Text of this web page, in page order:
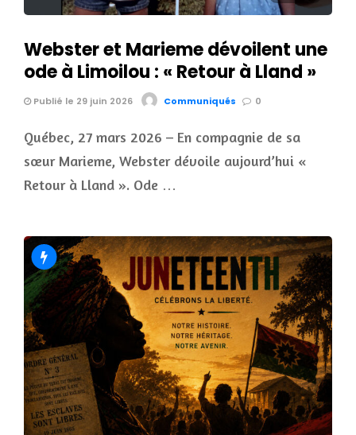
Webster et Marieme dévoilent une
ode à Limoilou : « Retour à Lland »
Publié le 29 juin 2026 Communiqués 0
Québec, 27 mars 2026 – En compagnie de sa
sœur Marieme, Webster dévoile aujourd’hui «
Retour à Lland ». Ode …